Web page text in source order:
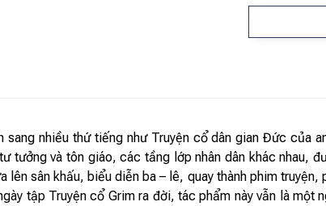
nhiều thứ tiếng như Truyện cổ dân gian Đức của
tưởng và tôn giáo, các tầng lớp nhân dân khác nhau,
sân khấu, biểu diễn ba – lê, quay thành phim
tập Truyện cổ Grim ra đời, tác phẩm này vẫn là